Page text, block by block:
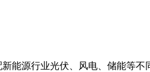
能源行业光伏、风电、储能等